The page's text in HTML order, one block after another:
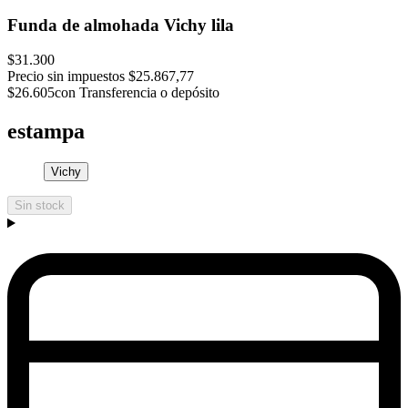
Funda de almohada Vichy lila
$31.300
Precio sin impuestos $25.867,77
$26.605con Transferencia o depósito
estampa
Vichy
Sin stock